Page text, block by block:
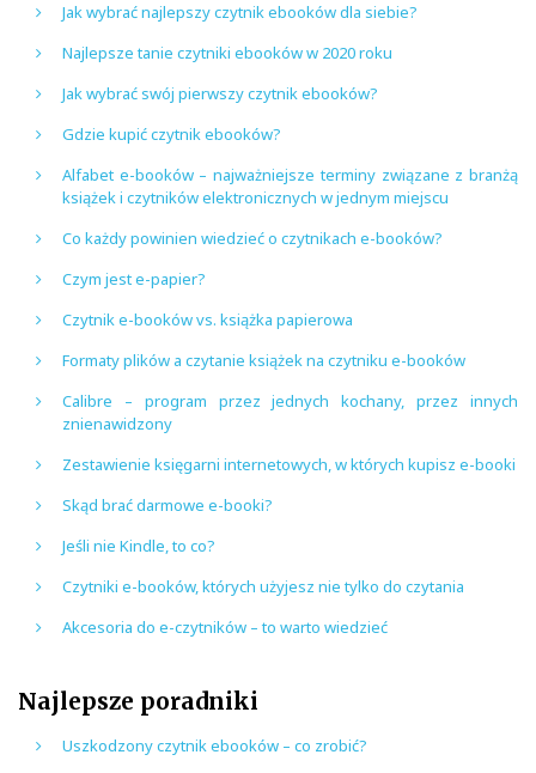
Jak wybrać najlepszy czytnik ebooków dla siebie?
Najlepsze tanie czytniki ebooków w 2020 roku
Jak wybrać swój pierwszy czytnik ebooków?
Gdzie kupić czytnik ebooków?
Alfabet e-booków – najważniejsze terminy związane z branżą
książek i czytników elektronicznych w jednym miejscu
Co każdy powinien wiedzieć o czytnikach e-booków?
Czym jest e-papier?
Czytnik e-booków vs. książka papierowa
Formaty plików a czytanie książek na czytniku e-booków
Calibre – program przez jednych kochany, przez innych
znienawidzony
Zestawienie księgarni internetowych, w których kupisz e-booki
Skąd brać darmowe e-booki?
Jeśli nie Kindle, to co?
Czytniki e-booków, których użyjesz nie tylko do czytania
Akcesoria do e-czytników – to warto wiedzieć
Najlepsze poradniki
Uszkodzony czytnik ebooków – co zrobić?